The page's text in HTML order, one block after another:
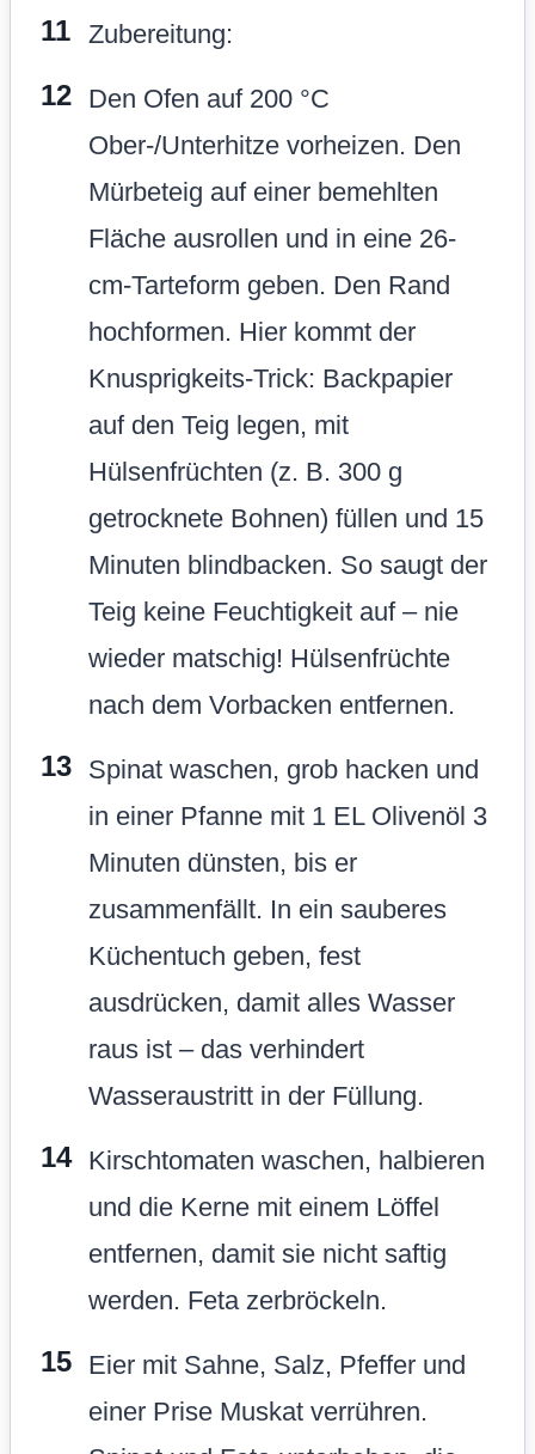
Zubereitung:
Den Ofen auf 200 °C
Ober-/Unterhitze vorheizen. Den
Mürbeteig auf einer bemehlten
Fläche ausrollen und in eine 26-
cm-Tarteform geben. Den Rand
hochformen. Hier kommt der
Knusprigkeits-Trick: Backpapier
auf den Teig legen, mit
Hülsenfrüchten (z. B. 300 g
getrocknete Bohnen) füllen und 15
Minuten blindbacken. So saugt der
Teig keine Feuchtigkeit auf – nie
wieder matschig! Hülsenfrüchte
nach dem Vorbacken entfernen.
Spinat waschen, grob hacken und
in einer Pfanne mit 1 EL Olivenöl 3
Minuten dünsten, bis er
zusammenfällt. In ein sauberes
Küchentuch geben, fest
ausdrücken, damit alles Wasser
raus ist – das verhindert
Wasseraustritt in der Füllung.
Kirschtomaten waschen, halbieren
und die Kerne mit einem Löffel
entfernen, damit sie nicht saftig
werden. Feta zerbröckeln.
Eier mit Sahne, Salz, Pfeffer und
einer Prise Muskat verrühren.